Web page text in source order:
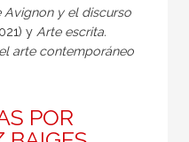
Avignon y el discurso
y Arte escrita.
arte contemporáneo
POR